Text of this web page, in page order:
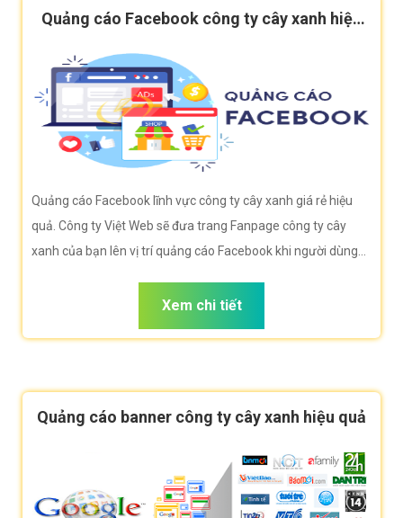
Quảng cáo Facebook công ty cây xanh hiệu
Quảng cáo Facebook lĩnh vực công ty cây xanh giá rẻ hiệu
quả. Công ty Việt Web sẽ đưa trang Fanpage công ty cây
xanh của bạn lên vị trí quảng cáo Facebook khi người dùng
Xem chi tiết
Quảng cáo banner công ty cây xanh hiệu quả